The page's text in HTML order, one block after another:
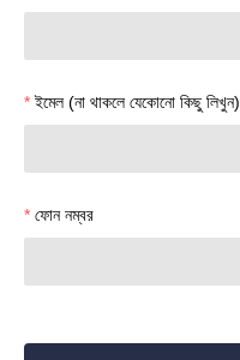
ইমেল (না থাকলে যেকোনো কিছু লিখুন)
ফোন নম্বর